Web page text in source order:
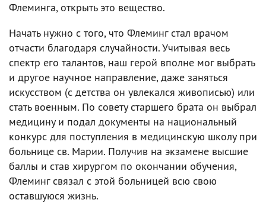
Флеминга, открыть это вещество.
Начать нужно с того, что Флеминг стал врачом
отчасти благодаря случайности. Учитывая весь
спектр его талантов, наш герой вполне мог выбрать
и другое научное направление, даже заняться
искусством (с детства он увлекался живописью) или
стать военным. По совету старшего брата он выбрал
медицину и подал документы на национальный
конкурс для поступления в медицинскую школу при
больнице св. Марии. Получив на экзамене высшие
баллы и став хирургом по окончании обучения,
Флеминг связал с этой больницей всю свою
оставшуюся жизнь.